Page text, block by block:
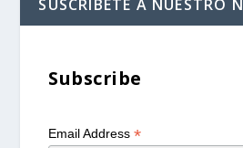
SUSCRÍBETE A NUESTRO
Subscribe
Email Address*